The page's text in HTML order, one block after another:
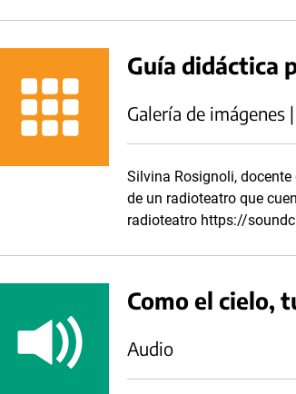
Guía didáctica
Galería de imágenes
Silvina Rosignoli,
de un radioteatro que
radioteatro https://
Como el cielo,
Audio